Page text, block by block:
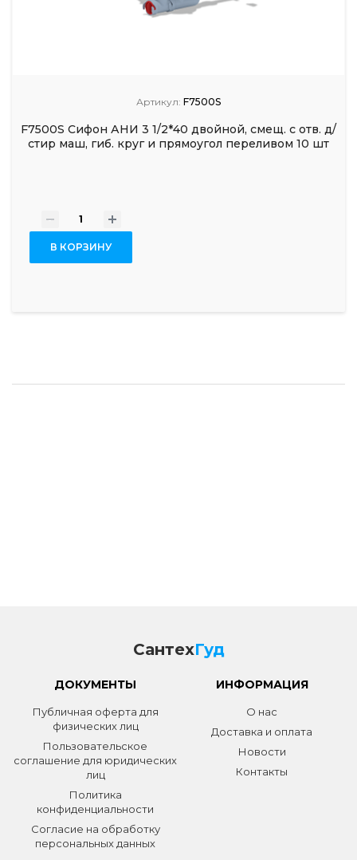
Артикул: F7500S
F7500S Cифон АНИ 3 1/2*40 двойной, смещ. с отв. д/
стир маш, гиб. круг и прямоугол переливом 10 шт
- +
В КОРЗИНУ
СантехГуд
ДОКУМЕНТЫ
Публичная оферта для
физических лиц
Пользовательское
соглашение для юридических
лиц
Политика
конфиденциальности
Согласие на обработку
персональных данных
ИНФОРМАЦИЯ
О нас
Доставка и оплата
Новости
Контакты